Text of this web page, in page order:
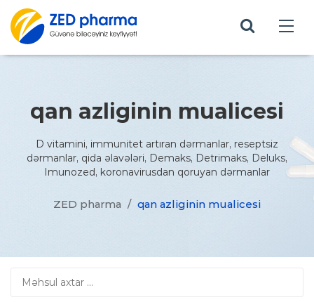
qan azliginin mualicesi
D vitamini, immunitet artıran dərmanlar, reseptsiz
dərmanlar, qida əlavələri, Demaks, Detrimaks, Deluks,
Imunozed, koronavirusdan qoruyan dərmanlar
ZED pharma / qan azliginin mualicesi